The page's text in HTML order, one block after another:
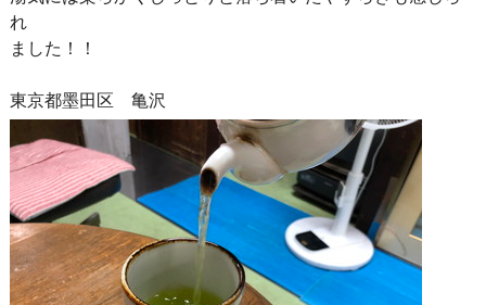
れ
ました！！
東京都墨田区 亀沢